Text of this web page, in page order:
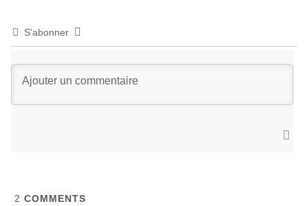
S'abonner
2 COMMENTS